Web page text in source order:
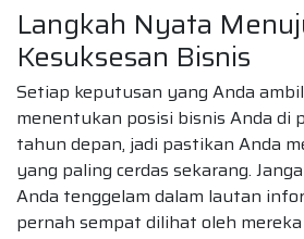
Langkah Nyata
Kesuksesan Bisnis
Setiap keputusan yang Anda
menentukan posisi bisnis Anda di
tahun depan, jadi pastikan Anda
yang paling cerdas sekarang.
Anda tenggelam dalam lautan
pernah sempat dilihat oleh